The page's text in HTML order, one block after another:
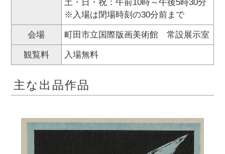
土・日・祝：午前10時～午後5時30分
※入場は閉場時刻の30分前まで
会場 町田市立国際版画美術館 常設展示室
観覧料 入場無料
主な出品作品